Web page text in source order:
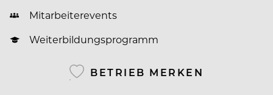
Mitarbeiterevents
Weiterbildungsprogramm
BETRIEB MERKEN